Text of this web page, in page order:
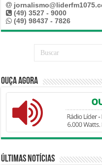
(49) 3527 - 9000
(49) 98437 - 7826
Ouça Agora
Últimas Notícias